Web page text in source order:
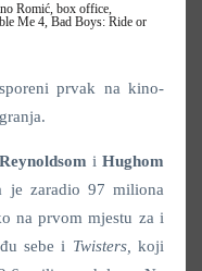
Romić, box office,
Me 4, Bad Boys: Ride or
prvak na kino-
i Hughom
je zaradio 97 miliona
na prvom mjestu za i
sebe i Twisters, koji